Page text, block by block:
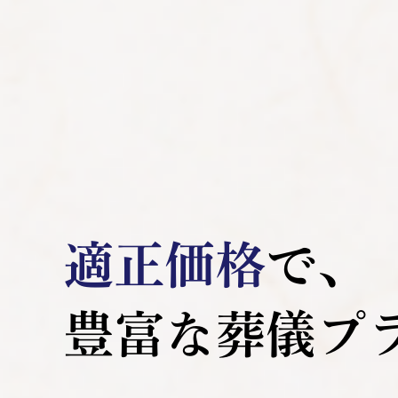
適正価格で､
豊富な葬儀プ